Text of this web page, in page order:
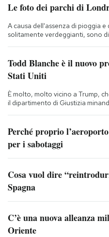
Le foto dei parchi di
A causa dell'assenza di pioggia
solitamente verdeggianti, sono
Todd Blanche è il nuovo
Stati Uniti
È molto, molto vicino a Trump,
il dipartimento di Giustizia
Perché proprio
per i sabotaggi
Cosa vuol dire
Spagna
C’è una nuova alleanza
Oriente